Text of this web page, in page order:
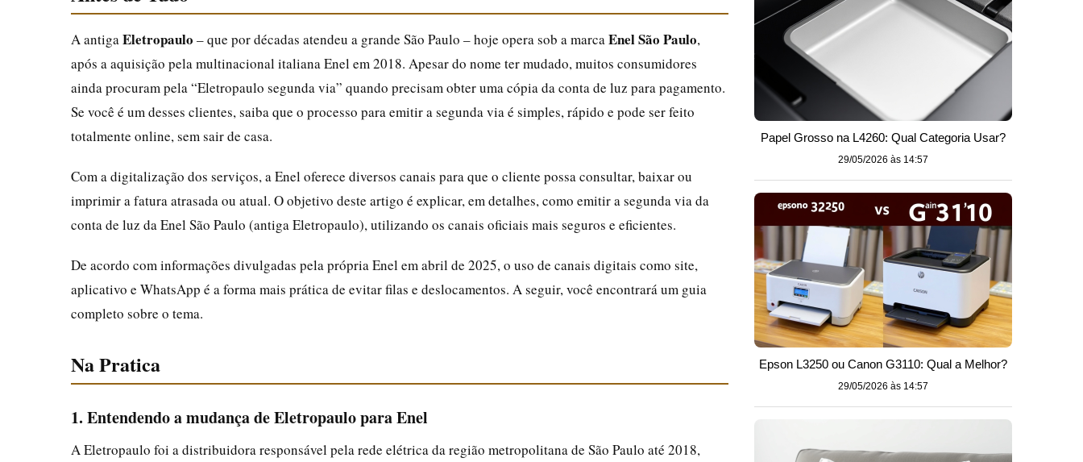
A antiga Eletropaulo – que por décadas atendeu a grande São Paulo – hoje opera sob a marca Enel São Paulo,
após a aquisição pela multinacional italiana Enel em 2018. Apesar do nome ter mudado, muitos consumidores
ainda procuram pela “Eletropaulo segunda via” quando precisam obter uma cópia da conta de luz para pagamento.
Se você é um desses clientes, saiba que o processo para emitir a segunda via é simples, rápido e pode ser feito
totalmente online, sem sair de casa.
Com a digitalização dos serviços, a Enel oferece diversos canais para que o cliente possa consultar, baixar ou
imprimir a fatura atrasada ou atual. O objetivo deste artigo é explicar, em detalhes, como emitir a segunda via da
conta de luz da Enel São Paulo (antiga Eletropaulo), utilizando os canais oficiais mais seguros e eficientes.
De acordo com informações divulgadas pela própria Enel em abril de 2025, o uso de canais digitais como site,
aplicativo e WhatsApp é a forma mais prática de evitar filas e deslocamentos. A seguir, você encontrará um guia
completo sobre o tema.
Na Pratica
1. Entendendo a mudança de Eletropaulo para Enel
A Eletropaulo foi a distribuidora responsável pela rede elétrica da região metropolitana de São Paulo até 2018,
Papel Grosso na L4260: Qual Categoria Usar?
29/05/2026 às 14:57
Epson L3250 ou Canon G3110: Qual a Melhor?
29/05/2026 às 14:57